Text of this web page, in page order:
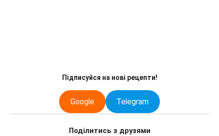
Підписуйся на нові рецепти!
Google Telegram
Поділитись з друзями